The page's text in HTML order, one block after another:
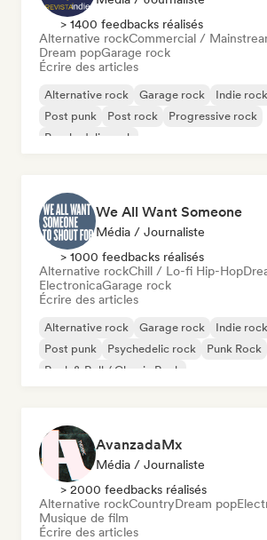
> 1400 feedbacks réalisés
Alternative rockCommercial /
Dream popGarage rock
Écrire des articles
Alternative rock Garage rock Indie rock
Post punk
Post rock
Progressive rock
Psychedelic rock
We All Want Someone
Média / Journaliste
> 1000 feedbacks réalisés
Alternative rockChill / Lo-fi Hip-Hop
ElectronicaGarage rock
Écrire des articles
Alternative rock Garage rock Indie rock
Post punk
Psychedelic rock
Punk Rock
Rock & Roll / Classic Rock
AvanzadaMx
Média / Journaliste
> 2000 feedbacks réalisés
Alternative rockCountryDream pop
Musique de film
Écrire des articles